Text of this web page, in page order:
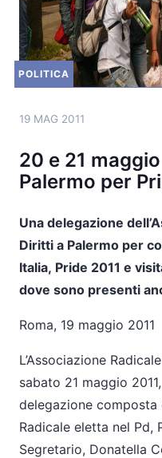
POLITICA
19 MAG 2011
20 e 21
Palermo per
Una delegazione
Diritti a Palermo per
Italia, Pride 2011 e
dove sono presenti
Roma, 19 maggio 2011
L’Associazione
sabato 21 maggio
delegazione composta
Radicale eletta nel Pd,
Segretario, Donatella